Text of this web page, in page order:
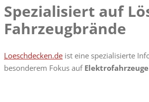
Spezialisiert auf
Fahrzeugbrände
Loeschdecken.de ist eine spezialisierte
besonderem Fokus auf